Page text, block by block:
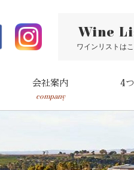
Wine
ワインリストは
会社案内
company
4